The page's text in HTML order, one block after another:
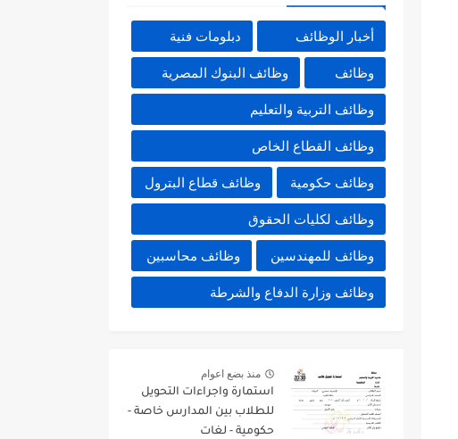
أخبار الوظائف دبلومات فنية
وظائف وظائف البنوك المصرية
وظائف التربية والتعليم
وظائف القطاع الخاص
وظائف حكومية وظائف قطاع البترول
وظائف لكليات الحقوق
وظائف للمهندسين وظائف محاسبين
وظائف وزارة الدفاع والشرطة
منذ بضع اعوام
استمارة واجراءات التحويل
للطلاب بين المدارس خاصة -
حكومية - لغات